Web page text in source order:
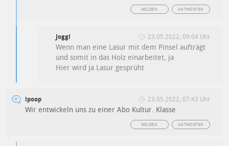
ANTWORTEN
MELDEN
Joggl 23.05.2022, 09:04 Uhr
Wenn man eine Lasur mit dem Pinsel aufträgt
und somit in das Holz einarbeitet, ja
Hier wird ja Lasur gesprüht
ipoop 23.05.2022, 07:43 Uhr
Wir entwickeln uns zu einer Abo Kultur. Klasse
ANTWORTEN
MELDEN